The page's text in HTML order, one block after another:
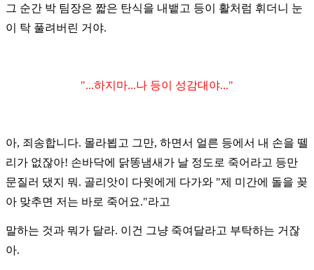
그 순간 박 팀장은 짧은 탄식을 내뱉고 등이 활처럼 휘더니 눈
이 탁 풀려버린 거야.
"...하지마...나 등이 성감대야..."
아, 죄송합니다. 몰라뵙고 그만, 하면서 얼른 등에서 내 손을 뗄
리가 없잖아! 손바닥에 닭똥냄새가 날 정도로 죽어라고 등만
문질러 댔지 뭐. 골리앗이 다윗에게 다가와 "제 미간에 돌을 꽂
아 맞추면 저는 바로 죽어요."라고
말하는 것과 뭐가 달라. 이건 그냥 죽여달라고 부탁하는 거잖
아.